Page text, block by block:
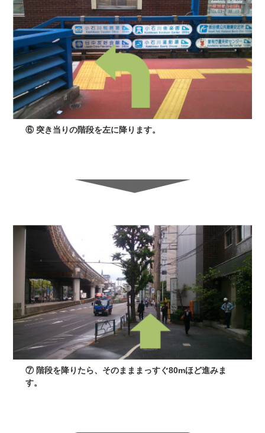
⑥ 突き当りの階段を左に降ります。
⑦ 階段を降りたら、そのまままっすぐ80mほど進みま
す。